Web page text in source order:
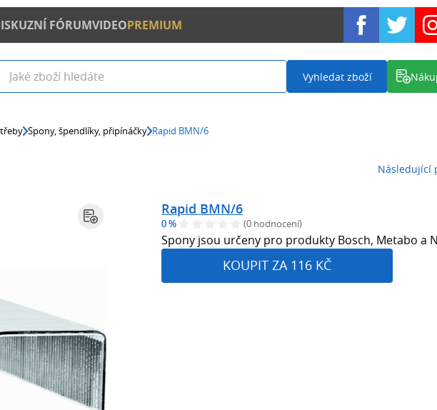
FÓRUMVIDEOPREMIUM
Vyhledat zboží
Spony, špendlíky, připínáčky Rapid BMN/6
Následující
Rapid BMN/6
0 % (0 hodnocení)
Spony jsou určeny pro produkty Bosch, Metabo a
KOUPIT ZA 116 KČ